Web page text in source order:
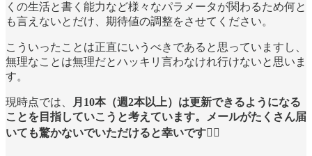
くの生活と書く能力など様々なパラメータが関わるため何と
も言えないとだけ、期待値の調整をさせてください。
こういったことは正直にいうべきであると思っていますし、
無理なことは無理だとハッキリ言わなけれ行けないと思いま
す。
現時点では、
月10本（週2本以上）は更新できるようになる
ことを目指していこうと考えています。メールがたくさん届
いても驚かないでいただけると幸いです🙇‍♂️